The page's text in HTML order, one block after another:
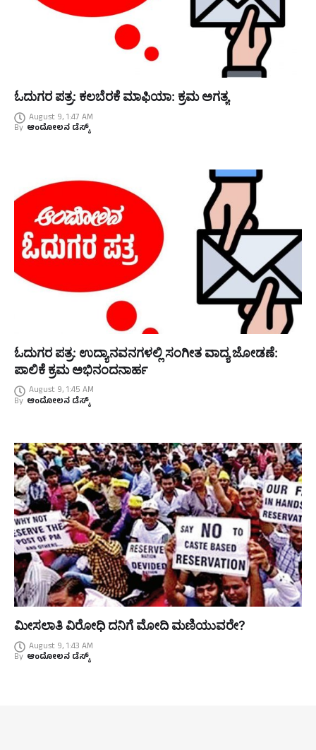
ಓದುಗರ ಪತ್ರ: ಕಲಬೆರಕೆ ಮಾಫಿಯಾ: ಕ್ರಮ ಅಗತ್ಯ
August 9, 1:47 AM
By ಆಂದೋಲನ ಡೆಸ್ಕ್
ಓದುಗರ ಪತ್ರ: ಉದ್ಯಾನವನಗಳಲ್ಲಿ ಸಂಗೀತ ವಾದ್ಯ ಜೋಡಣೆ:
ಪಾಲಿಕೆ ಕ್ರಮ ಅಭಿನಂದನಾರ್ಹ
August 9, 1:45 AM
By ಆಂದೋಲನ ಡೆಸ್ಕ್
ಮೀಸಲಾತಿ ವಿರೋಧಿ ದನಿಗೆ ಮೋದಿ ಮಣಿಯುವರೇ?
August 9, 1:43 AM
By ಆಂದೋಲನ ಡೆಸ್ಕ್